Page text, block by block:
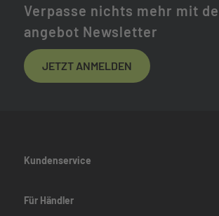
Verpasse nichts mehr mit
angebot Newsletter
JETZT ANMELDEN
Kundenservice
Für Händler